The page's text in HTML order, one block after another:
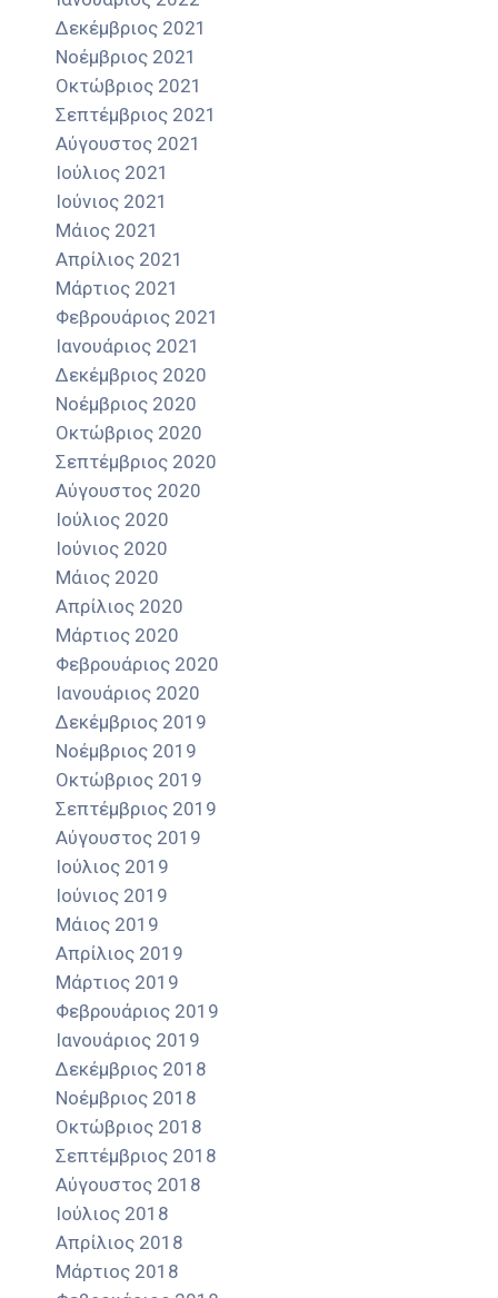
Δεκέμβριος 2021
Νοέμβριος 2021
Οκτώβριος 2021
Σεπτέμβριος 2021
Αύγουστος 2021
Ιούλιος 2021
Ιούνιος 2021
Μάιος 2021
Απρίλιος 2021
Μάρτιος 2021
Φεβρουάριος 2021
Ιανουάριος 2021
Δεκέμβριος 2020
Νοέμβριος 2020
Οκτώβριος 2020
Σεπτέμβριος 2020
Αύγουστος 2020
Ιούλιος 2020
Ιούνιος 2020
Μάιος 2020
Απρίλιος 2020
Μάρτιος 2020
Φεβρουάριος 2020
Ιανουάριος 2020
Δεκέμβριος 2019
Νοέμβριος 2019
Οκτώβριος 2019
Σεπτέμβριος 2019
Αύγουστος 2019
Ιούλιος 2019
Ιούνιος 2019
Μάιος 2019
Απρίλιος 2019
Μάρτιος 2019
Φεβρουάριος 2019
Ιανουάριος 2019
Δεκέμβριος 2018
Νοέμβριος 2018
Οκτώβριος 2018
Σεπτέμβριος 2018
Αύγουστος 2018
Ιούλιος 2018
Απρίλιος 2018
Μάρτιος 2018